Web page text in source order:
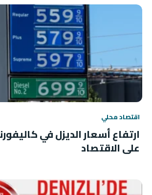
اقتصاد محلي
ارتفاع أسعار الديزل في
على الاقتصاد